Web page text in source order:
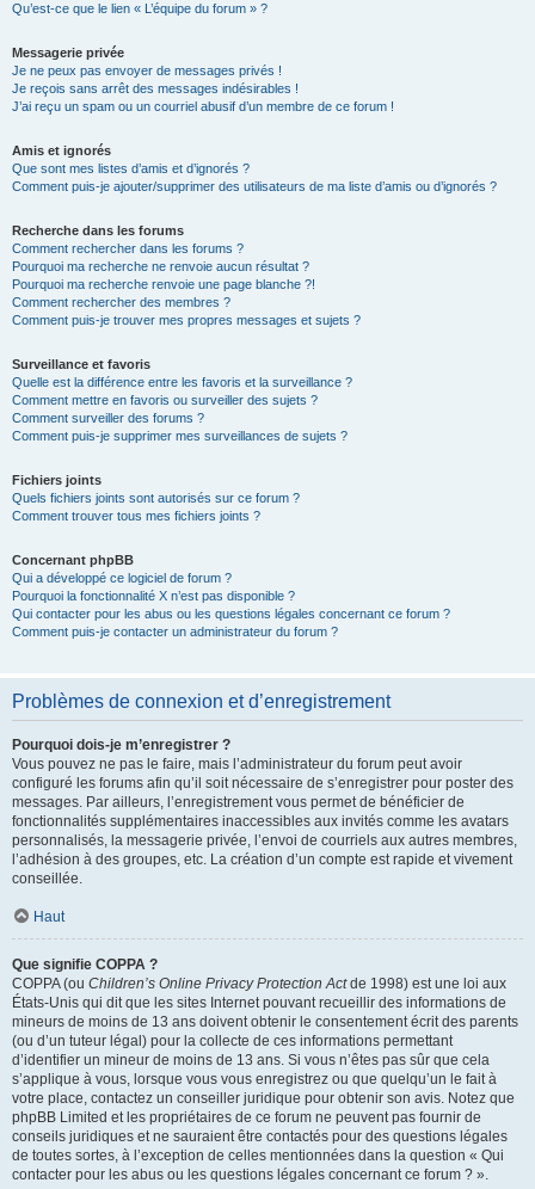
Qu’est-ce que le lien « L’équipe du forum » ?
Messagerie privée
Je ne peux pas envoyer de messages privés !
Je reçois sans arrêt des messages indésirables !
J’ai reçu un spam ou un courriel abusif d’un membre de ce forum !
Amis et ignorés
Que sont mes listes d’amis et d’ignorés ?
Comment puis-je ajouter/supprimer des utilisateurs de ma liste d’amis ou d’ignorés ?
Recherche dans les forums
Comment rechercher dans les forums ?
Pourquoi ma recherche ne renvoie aucun résultat ?
Pourquoi ma recherche renvoie une page blanche ?!
Comment rechercher des membres ?
Comment puis-je trouver mes propres messages et sujets ?
Surveillance et favoris
Quelle est la différence entre les favoris et la surveillance ?
Comment mettre en favoris ou surveiller des sujets ?
Comment surveiller des forums ?
Comment puis-je supprimer mes surveillances de sujets ?
Fichiers joints
Quels fichiers joints sont autorisés sur ce forum ?
Comment trouver tous mes fichiers joints ?
Concernant phpBB
Qui a développé ce logiciel de forum ?
Pourquoi la fonctionnalité X n’est pas disponible ?
Qui contacter pour les abus ou les questions légales concernant ce forum ?
Comment puis-je contacter un administrateur du forum ?
Problèmes de connexion et d’enregistrement
Pourquoi dois-je m’enregistrer ?
Vous pouvez ne pas le faire, mais l’administrateur du forum peut avoir
configuré les forums afin qu’il soit nécessaire de s’enregistrer pour poster des
messages. Par ailleurs, l’enregistrement vous permet de bénéficier de
fonctionnalités supplémentaires inaccessibles aux invités comme les avatars
personnalisés, la messagerie privée, l’envoi de courriels aux autres membres,
l’adhésion à des groupes, etc. La création d’un compte est rapide et vivement
conseillée.
Haut
Que signifie COPPA ?
COPPA (ou Children’s Online Privacy Protection Actde 1998) est une loi aux
États-Unis qui dit que les sites Internet pouvant recueillir des informations de
mineurs de moins de 13 ans doivent obtenir le consentement écrit des parents
(ou d’un tuteur légal) pour la collecte de ces informations permettant
d’identifier un mineur de moins de 13 ans. Si vous n’êtes pas sûr que cela
s’applique à vous, lorsque vous vous enregistrez ou que quelqu’un le fait à
votre place, contactez un conseiller juridique pour obtenir son avis. Notez que
phpBB Limited et les propriétaires de ce forum ne peuvent pas fournir de
conseils juridiques et ne sauraient être contactés pour des questions légales
de toutes sortes, à l’exception de celles mentionnées dans la question « Qui
contacter pour les abus ou les questions légales concernant ce forum ? ».